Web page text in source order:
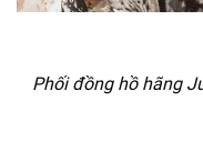
Phối đồng hồ hãng